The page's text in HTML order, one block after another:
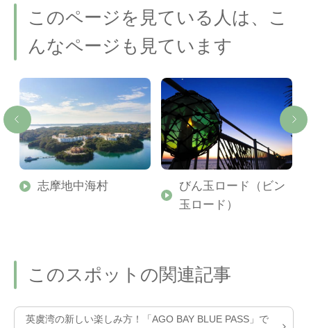
このページを見ている人は、こ
んなページも見ています
志摩地中海村
びん玉ロード（ビン
玉ロード）
このスポットの関連記事
英虞湾の新しい楽しみ方！「AGO BAY BLUE PASS」で